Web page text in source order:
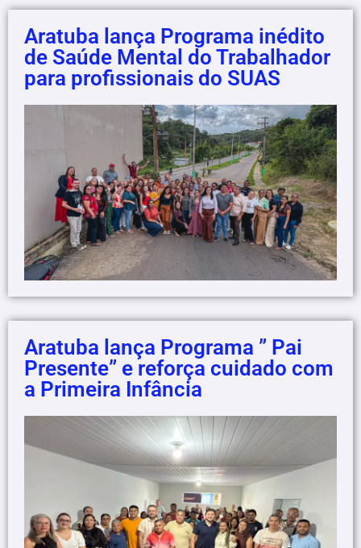
Aratuba lança Programa inédito
de Saúde Mental do Trabalhador
para profissionais do SUAS
Aratuba lança Programa ” Pai
Presente” e reforça cuidado com
a Primeira Infância